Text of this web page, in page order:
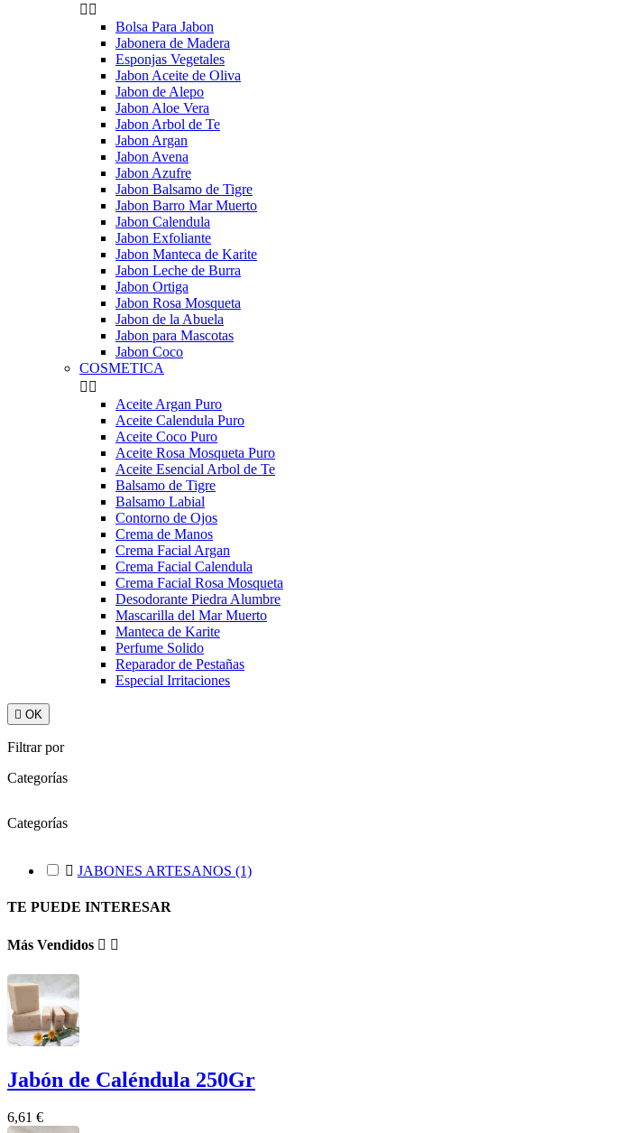
 
Bolsa Para Jabon
Jabonera de Madera
Esponjas Vegetales
Jabon Aceite de Oliva
Jabon de Alepo
Jabon Aloe Vera
Jabon Arbol de Te
Jabon Argan
Jabon Avena
Jabon Azufre
Jabon Balsamo de Tigre
Jabon Barro Mar Muerto
Jabon Calendula
Jabon Exfoliante
Jabon Manteca de Karite
Jabon Leche de Burra
Jabon Ortiga
Jabon Rosa Mosqueta
Jabon de la Abuela
Jabon para Mascotas
Jabon Coco
COSMETICA
 
Aceite Argan Puro
Aceite Calendula Puro
Aceite Coco Puro
Aceite Rosa Mosqueta Puro
Aceite Esencial Arbol de Te
Balsamo de Tigre
Balsamo Labial
Contorno de Ojos
Crema de Manos
Crema Facial Argan
Crema Facial Calendula
Crema Facial Rosa Mosqueta
Desodorante Piedra Alumbre
Mascarilla del Mar Muerto
Manteca de Karite
Perfume Solido
Reparador de Pestañas
Especial Irritaciones
 OK
Filtrar por
Categorías
Categorías
 JABONES ARTESANOS (1)
TE PUEDE INTERESAR
Más Vendidos  
Jabón de Caléndula 250Gr
6,61 €